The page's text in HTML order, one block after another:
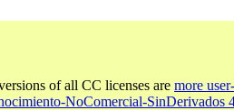
of all CC licenses are more
NoComercial-SinDerivados